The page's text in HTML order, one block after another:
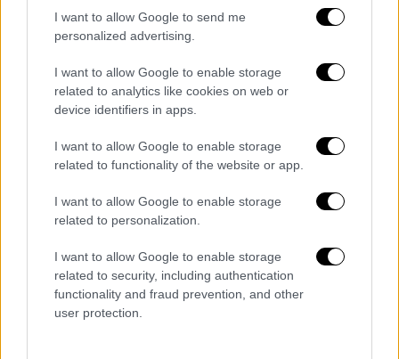
I want to allow Google to send me
personalized advertising.
I want to allow Google to enable storage
related to analytics like cookies on web or
device identifiers in apps.
I want to allow Google to enable storage
related to functionality of the website or app.
I want to allow Google to enable storage
related to personalization.
I want to allow Google to enable storage
related to security, including authentication
functionality and fraud prevention, and other
user protection.
Κλείνοντας, η Ματθίλδη Μαγγίρα
αναφέρθηκε στην κόρη της και στη στενή
Μπέττυ, επισημαίνοντας τη σημασία της
οικογενειακής στήριξης σε τέτοιες
δύσκολες στιγμές.